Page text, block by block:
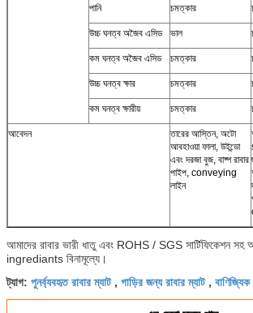
পানি চমত্কার
উচ্চ ঘনত্ব অজৈব এসিড ভাল
কম ঘনত্ব অজৈব এসিড চমত্কার
উচ্চ ঘনত্ব ক্ষার চমত্কার
কম ঘনত্ব ক্ষারীয় চমত্কার
আবেদন
তারের আস্তিন, অটো
আবহাওয়া ফালা, উইন্ডো
এবং দরজা বুজ, বাষ্প রাবার
পাইপ, conveying
লাইন
আমাদের রাবার ভারী ধাতু এবং ROHS / SGS সার্টিফিকেশন সহ
ingrediants বিনামূল্যে।
ট্যাগ: পুনর্ব্যবহৃত রাবার ম্যাট, গাড়ির জন্য রাবার ম্যাট,